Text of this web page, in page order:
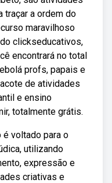
traçar a ordem do
maravilhoso
clickseducativos,
encontrará no total
profs, papais e
de atividades
e ensino
totalmente grátis.
voltado para o
utilizando
expressão e
criativas e